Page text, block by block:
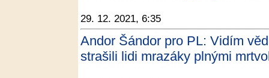
29. 12. 2021, 6:35
Andor Šándor pro PL: Vidím
strašili lidi mrazáky plnými